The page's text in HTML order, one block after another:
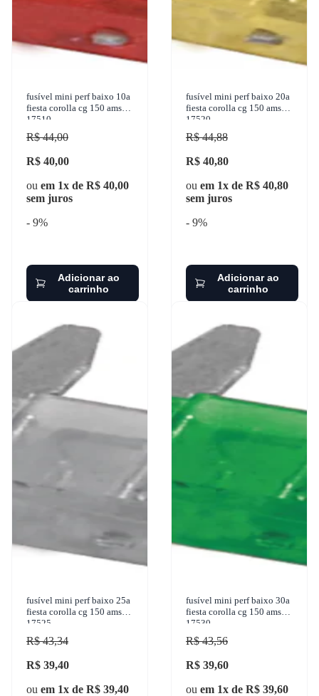
fusível mini perf baixo 10a
fiesta corolla cg 150 ams
17510
R$ 44,00
R$ 40,00
ou em 1x de R$ 40,00
sem juros
- 9%
Adicionar ao
carrinho
fusível mini perf baixo 20a
fiesta corolla cg 150 ams
17520
R$ 44,88
R$ 40,80
ou em 1x de R$ 40,80
sem juros
- 9%
Adicionar ao
carrinho
fusível mini perf baixo 25a
fiesta corolla cg 150 ams
17525
R$ 43,34
R$ 39,40
ou em 1x de R$ 39,40
fusível mini perf baixo 30a
fiesta corolla cg 150 ams
17530
R$ 43,56
R$ 39,60
ou em 1x de R$ 39,60